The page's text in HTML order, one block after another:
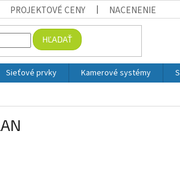
PROJEKTOVÉ CENY NACENENIE
HĽADAŤ
Sieťové prvky Kamerové systémy